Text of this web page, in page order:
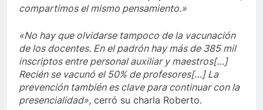
compartimos el mismo pensamiento.»
«No hay que olvidarse tampoco de la vacunación
de los docentes. En el padrón hay más de 385 mil
inscriptos entre personal auxiliar y maestros[…]
Recién se vacunó el 50% de profesores[…] La
prevención también es clave para continuar con la
presencialidad», cerró su charla Roberto.